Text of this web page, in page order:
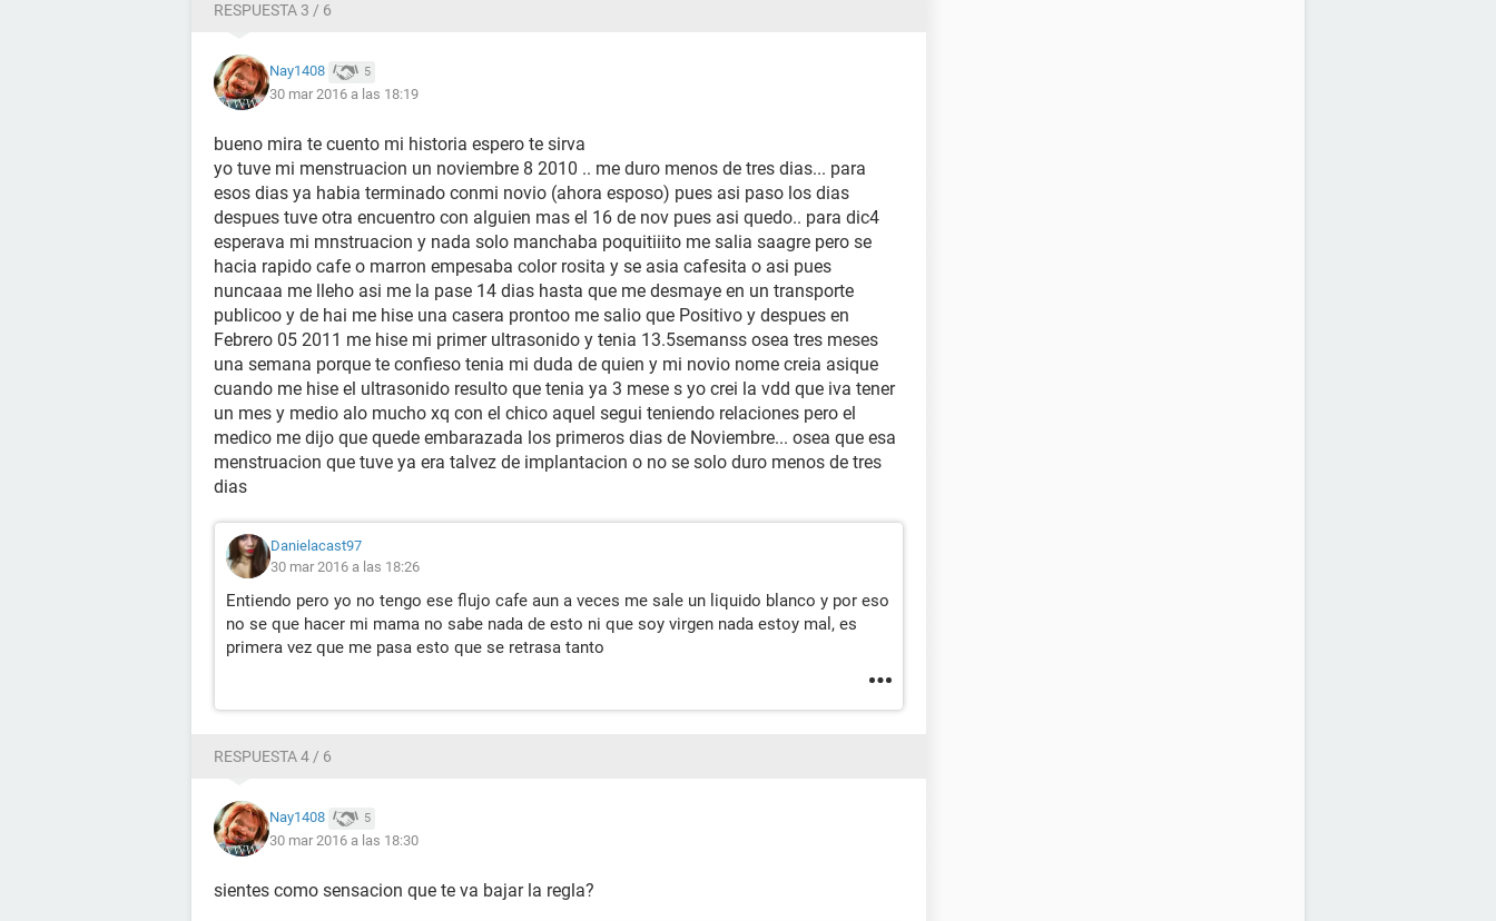
RESPUESTA 3 / 6
Nay1408 5
30 mar 2016 a las 18:19
bueno mira te cuento mi historia espero te sirva
yo tuve mi menstruacion un noviembre 8 2010 .. me duro menos de tres dias... para
esos dias ya habia terminado conmi novio (ahora esposo) pues asi paso los dias
despues tuve otra encuentro con alguien mas el 16 de nov pues asi quedo.. para dic4
esperava mi mnstruacion y nada solo manchaba poquitiiito me salia saagre pero se
hacia rapido cafe o marron empesaba color rosita y se asia cafesita o asi pues
nuncaaa me lleho asi me la pase 14 dias hasta que me desmaye en un transporte
publicoo y de hai me hise una casera prontoo me salio que Positivo y despues en
Febrero 05 2011 me hise mi primer ultrasonido y tenia 13.5semanss osea tres meses
una semana porque te confieso tenia mi duda de quien y mi novio nome creia asique
cuando me hise el ultrasonido resulto que tenia ya 3 mese s yo crei la vdd que iva tener
un mes y medio alo mucho xq con el chico aquel segui teniendo relaciones pero el
medico me dijo que quede embarazada los primeros dias de Noviembre... osea que esa
menstruacion que tuve ya era talvez de implantacion o no se solo duro menos de tres
dias
Danielacast97
30 mar 2016 a las 18:26
Entiendo pero yo no tengo ese flujo cafe aun a veces me sale un liquido blanco y por eso
no se que hacer mi mama no sabe nada de esto ni que soy virgen nada estoy mal, es
primera vez que me pasa esto que se retrasa tanto
RESPUESTA 4 / 6
Nay1408 5
30 mar 2016 a las 18:30
sientes como sensacion que te va bajar la regla?